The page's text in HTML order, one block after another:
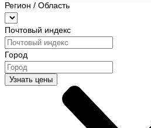
Регион / Область
Почтовый индекс
Город
Узнать цены